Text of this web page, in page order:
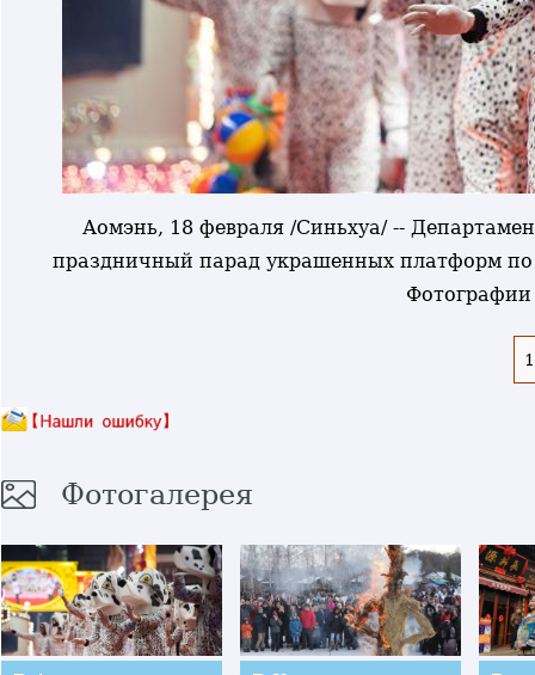
Аомэнь, 18 февраля /Синьхуа/ --
праздничный парад украшенных платформ
1
Фотогалерея